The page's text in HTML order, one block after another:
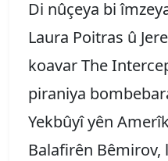
Di nûçeya bi
Laura Poitras û
koavar The
piraniya
Yekbûyî yên
Balafirên Bêmirov,